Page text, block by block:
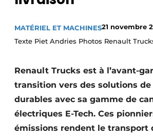
Video’s
Contrôle d’accès
Éclairage
MATÉRIEL ET MACHINES21 novembre
Texte Piet Andries Photos Renault
Renault Trucks est à l’avant-
transition vers des solutions
durables avec sa gamme de
électriques E-Tech. Ces
émissions rendent le transport